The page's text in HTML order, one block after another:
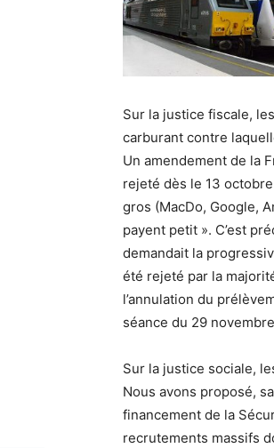
Sur la justice fiscale,
carburant contre
Un amendement de la
rejeté dès le 13
gros (MacDo, Google,
payent petit ». C’est
demandait la
été rejeté par la
l’annulation du
séance du 29
Sur la justice sociale,
Nous avons proposé,
financement de la
recrutements massifs